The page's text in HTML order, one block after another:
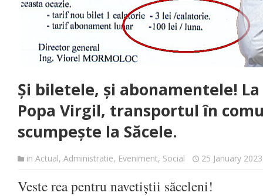
Și biletele, și abonamentele!
Popa Virgil, transportul în
scumpește la Săcele.
in Actual, Administratie, Eveniment, Social 25 January 2023
Veste rea pentru navetiștii săceleni!